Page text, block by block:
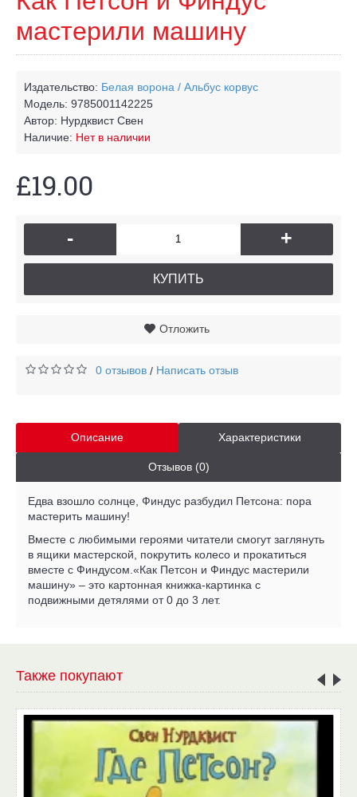
мастерили машину
Издательство: Белая ворона / Альбус корвус
Модель: 9785001142225
Автор: Нурдквист Свен
Наличие: Нет в наличии
£19.00
- +
КУПИТЬ
Отложить
0 отзывов / Написать отзыв
Описание Характеристики
Отзывов (0)
Едва взошло солнце, Финдус разбудил Петсона: пора
мастерить машину!
Вместе с любимыми героями читатели смогут заглянуть
в ящики мастерской, покрутить колесо и прокатиться
вместе с Финдусом.«Как Петсон и Финдус мастерили
машину» – это картонная книжка-картинка с
подвижными детялями от 0 до 3 лет.
Также покупают